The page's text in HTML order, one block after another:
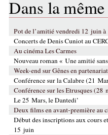
Dans la
Pot de l’amitié vendredi 12 juin à
Concerts de Denis Cuniot au
Au cinéma Les Carmes
Nouveau roman « Une amitié
Week-end sur Gênes en
Conférence sur la Calabre (21
Conférence sur les Etrusques (28
Le 25 Mars, le Dantedi’
Deux films en avant-première au
Début des inscriptions aux cours
15 juin